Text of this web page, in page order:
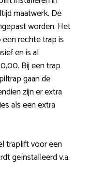
maatwerk. De
worden. Het
rechte trap is
en is al
Bij een trap
gaan de
zijn er extra
als een extra
traplift voor een
geïnstalleerd v.a.